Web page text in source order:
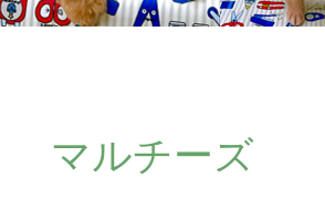
マルチーズ